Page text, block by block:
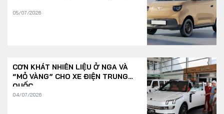
05/07/2026
CƠN KHÁT NHIÊN LIỆU Ở NGA VÀ
“MỎ VÀNG” CHO XE ĐIỆN TRUNG
QUỐC
04/07/2026